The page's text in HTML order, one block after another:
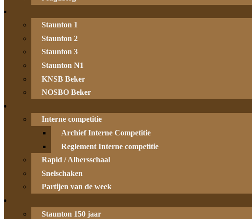
Staunton 1
Staunton 2
Staunton 3
Staunton N1
KNSB Beker
NOSBO Beker
Interne competitie
Archief Interne Competitie
Reglement Interne competitie
Rapid / Albersschaal
Snelschaken
Partijen van de week
Staunton 150 jaar